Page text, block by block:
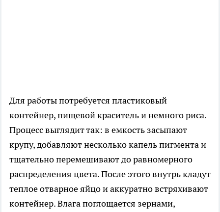
Для работы потребуется пластиковый
контейнер, пищевой краситель и немного риса.
Процесс выглядит так: в емкость засыпают
крупу, добавляют несколько капель пигмента и
тщательно перемешивают до равномерного
распределения цвета. После этого внутрь кладут
теплое отварное яйцо и аккуратно встряхивают
контейнер. Влага поглощается зернами,